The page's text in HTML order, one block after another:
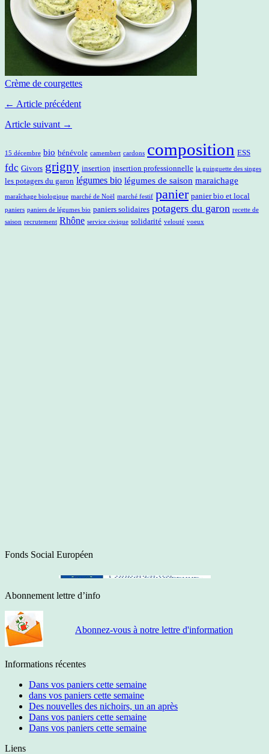
Crème de courgettes
← Article précédent
Article suivant →
15 décembre bio bénévole camembert cardons composition ESS
fdc Givors grigny insertion insertion professionnelle la guinguette des singes
les potagers du garon légumes bio légumes de saison maraichage
maraîchage biologique marché de Noël marché festif panier panier bio et local
paniers paniers de légumes bio paniers solidaires potagers du garon recette de
saison recrutement Rhône service civique solidarité velouté voeux
Fonds Social Européen
Abonnement lettre d’info
Abonnez-vous à notre lettre d'information
Informations récentes
Dans vos paniers cette semaine
dans vos paniers cette semaine
Des nouvelles des nichoirs, un an après
Dans vos paniers cette semaine
Dans vos paniers cette semaine
Liens